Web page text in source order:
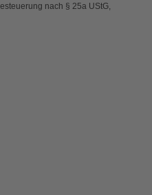
nach § 25a UStG,